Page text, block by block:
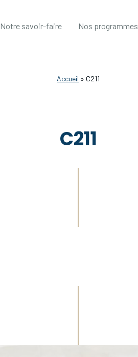
Notre savoir-faire Nos programmes
Accueil » C211
C211